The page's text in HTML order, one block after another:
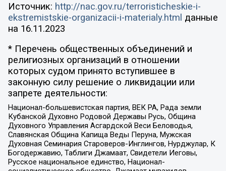
Источник: http://nac.gov.ru/terroristicheskie-i-
ekstremistskie-organizacii-i-materialy.html данные
на 16.11.2023
* Перечень общественных объединений и
религиозных организаций в отношении
которых судом принято вступившее в
законную силу решение о ликвидации или
запрете деятельности:
Национал-большевистская партия, ВЕК РА, Рада земли
Кубанской Духовно Родовой Державы Русь, Община
Духовного Управления Асгардской Веси Беловодья,
Славянская Община Капища Веды Перуна, Мужская
Духовная Семинария Староверов-Инглингов, Нурджулар, К
Богодержавию, Таблиги Джамаат, Свидетели Иеговы,
Русское национальное единство, Национал-